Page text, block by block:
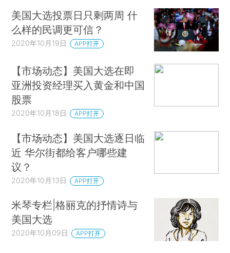
美国大选投票日只剩两周 什
么样的民调更可信？
2020年10月19日 APP打开
【市场动态】美国大选在即
亚洲投资经理买入黄金和中国
股票
2020年10月18日 APP打开
【市场动态】美国大选逐日临
近 华尔街都给客户哪些建
议？
2020年10月13日 APP打开
米琴专栏|格丽克的抒情诗与
美国大选
2020年10月09日 APP打开